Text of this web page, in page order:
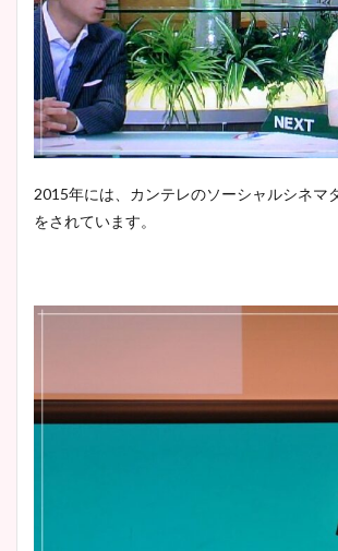
2015年には、カンテレのソーシャルシネマ
をされています。